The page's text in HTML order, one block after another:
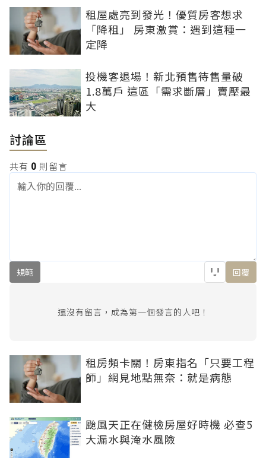
租屋處亮到發光！優質房客想求
「降租」 房東激賞：遇到這種一
定降
投機客退場！新北預售待售量破
1.8萬戶 這區「需求斷層」賣壓最
大
討論區
共有 0 則留言
規範 回覆
還沒有留言，成為第一個發言的人吧！
租房頻卡關！房東指名「只要工程
師」網見地點無奈：就是病態
颱風天正在健檢房屋好時機 必查5
大漏水與淹水風險